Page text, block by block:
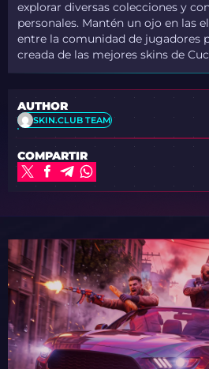
explorar diversas colecciones y
personales. Mantén un ojo en las
entre la comunidad de jugadores
creada de las mejores skins de
AUTHOR
SKIN.CLUB TEAM
COMPARTIR